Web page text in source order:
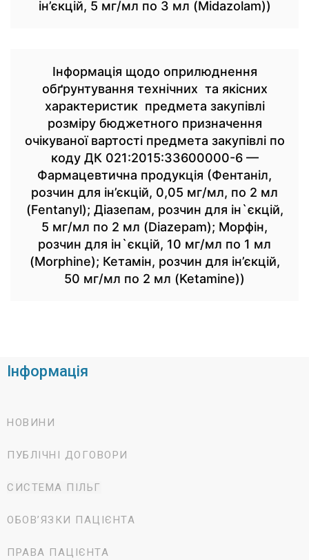
ін’єкцій, 5 мг/мл по 3 мл (Midazolam))
Інформація щодо оприлюднення
обґрунтування технічних та якісних
характеристик предмета закупівлі
розміру бюджетного призначення
очікуваної вартості предмета закупівлі по
коду ДК 021:2015:33600000-6 —
Фармацевтична продукція (Фентаніл,
розчин для ін’єкцій, 0,05 мг/мл, по 2 мл
(Fentanyl); Діазепам, розчин для ін`єкцій,
5 мг/мл по 2 мл (Diazepam); Морфін,
розчин для ін`єкцій, 10 мг/мл по 1 мл
(Morphine); Кетамін, розчин для ін’єкцій,
50 мг/мл по 2 мл (Ketamine))
Інформація
НОВИНИ
ПУБЛІЧНІ ДОГОВОРИ
СИСТЕМА ПІЛЬГ
ОБОВ’ЯЗКИ ПАЦІЄНТА
ПРАВА ПАЦІЄНТА